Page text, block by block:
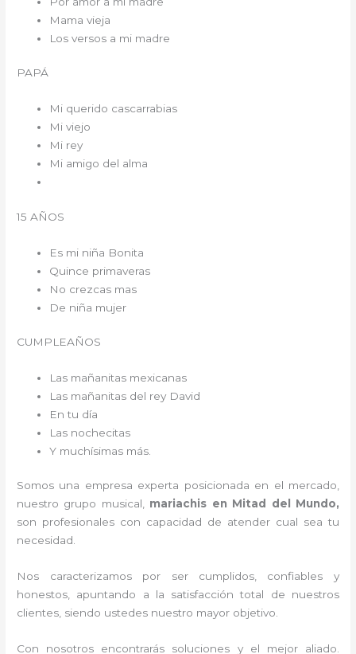
Mama vieja
Los versos a mi madre
PAPÁ
Mi querido cascarrabias
Mi viejo
Mi rey
Mi amigo del alma
15 AÑOS
Es mi niña Bonita
Quince primaveras
No crezcas mas
De niña mujer
CUMPLEAÑOS
Las mañanitas mexicanas
Las mañanitas del rey David
En tu día
Las nochecitas
Y muchísimas más.
Somos una empresa experta posicionada en el mercado,
nuestro grupo musical, mariachis en Mitad del Mundo,
son profesionales con capacidad de atender cual sea tu
necesidad.
Nos caracterizamos por ser cumplidos, confiables y
honestos, apuntando a la satisfacción total de nuestros
clientes, siendo ustedes nuestro mayor objetivo.
Con nosotros encontrarás soluciones y el mejor aliado.